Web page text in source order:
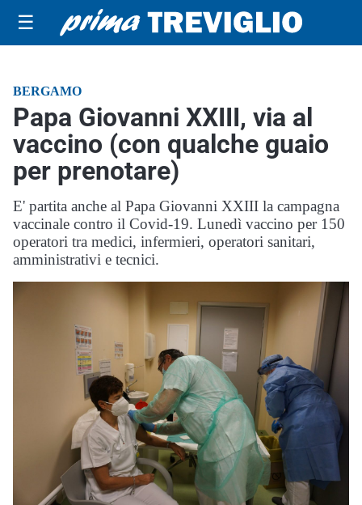
☰
BERGAMO
Papa Giovanni XXIII, via al
vaccino (con qualche guaio
per prenotare)
E' partita anche al Papa Giovanni XXIII la campagna
vaccinale contro il Covid-19. Lunedì vaccino per 150
operatori tra medici, infermieri, operatori sanitari,
amministrativi e tecnici.